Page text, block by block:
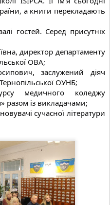
а книги перекладають
гостей. Серед присутніх
директор департаменту
ОВА;
заслужений діяч
ОУНБ;
медичного коледжу
разом із викладачами;
сучасної літератури